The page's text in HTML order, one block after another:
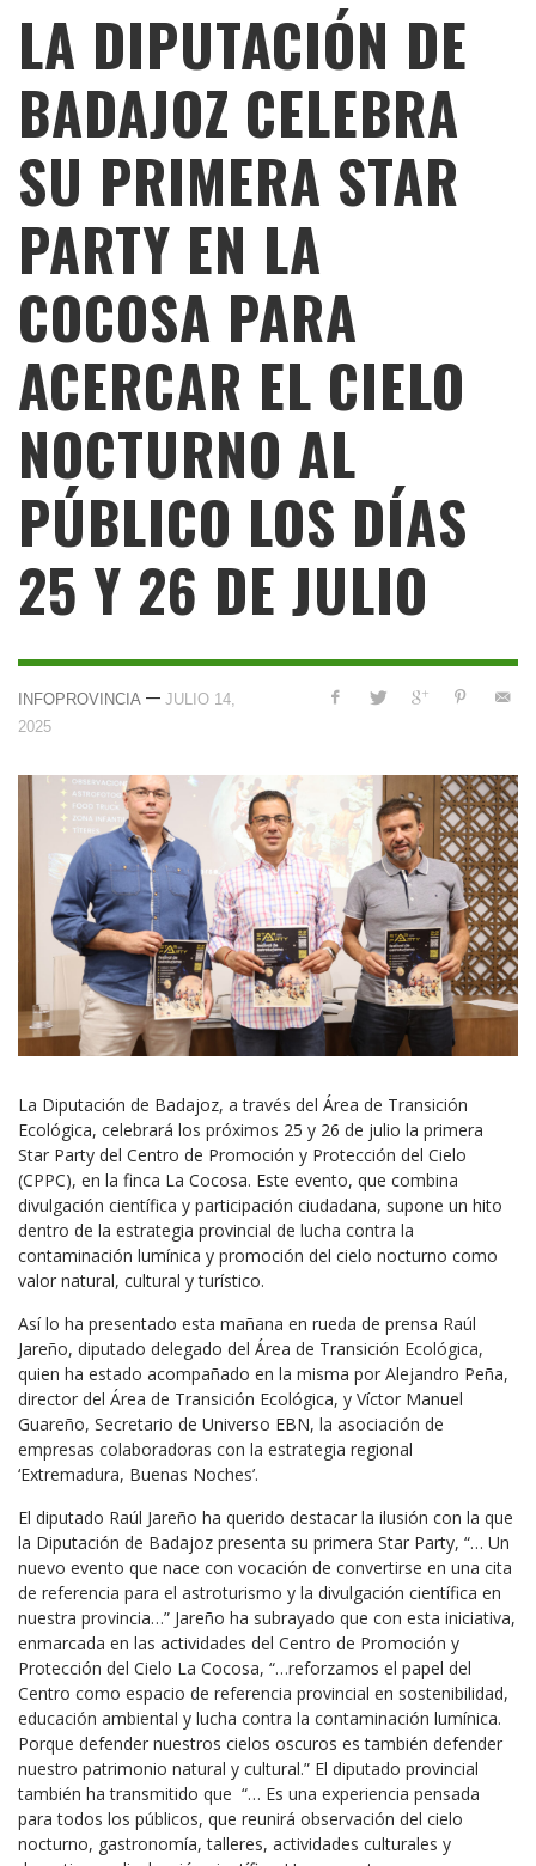
LA DIPUTACIÓN DE
BADAJOZ CELEBRA
SU PRIMERA STAR
PARTY EN LA
COCOSA PARA
ACERCAR EL CIELO
NOCTURNO AL
PÚBLICO LOS DÍAS
25 Y 26 DE JULIO
INFOPROVINCIA — JULIO 14,
2025
La Diputación de Badajoz, a través del Área de Transición
Ecológica, celebrará los próximos 25 y 26 de julio la primera
Star Party del Centro de Promoción y Protección del Cielo
(CPPC), en la finca La Cocosa. Este evento, que combina
divulgación científica y participación ciudadana, supone un hito
dentro de la estrategia provincial de lucha contra la
contaminación lumínica y promoción del cielo nocturno como
valor natural, cultural y turístico.
Así lo ha presentado esta mañana en rueda de prensa Raúl
Jareño, diputado delegado del Área de Transición Ecológica,
quien ha estado acompañado en la misma por Alejandro Peña,
director del Área de Transición Ecológica, y Víctor Manuel
Guareño, Secretario de Universo EBN, la asociación de
empresas colaboradoras con la estrategia regional
‘Extremadura, Buenas Noches’.
El diputado Raúl Jareño ha querido destacar la ilusión con la que
la Diputación de Badajoz presenta su primera Star Party, “… Un
nuevo evento que nace con vocación de convertirse en una cita
de referencia para el astroturismo y la divulgación científica en
nuestra provincia…” Jareño ha subrayado que con esta iniciativa,
enmarcada en las actividades del Centro de Promoción y
Protección del Cielo La Cocosa, “…reforzamos el papel del
Centro como espacio de referencia provincial en sostenibilidad,
educación ambiental y lucha contra la contaminación lumínica.
Porque defender nuestros cielos oscuros es también defender
nuestro patrimonio natural y cultural.” El diputado provincial
también ha transmitido que “… Es una experiencia pensada
para todos los públicos, que reunirá observación del cielo
nocturno, gastronomía, talleres, actividades culturales y